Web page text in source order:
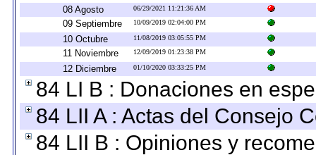
08 Agosto 06/29/2021 11:21:36 AM
09 Septiembre 10/09/2019 02:04:00 PM
10 Octubre 11/08/2019 03:05:55 PM
11 Noviembre 12/09/2019 01:23:38 PM
12 Diciembre 01/10/2020 03:33:25 PM
84 LI B : Donaciones en
84 LII A : Actas del Consejo
84 LII B : Opiniones y